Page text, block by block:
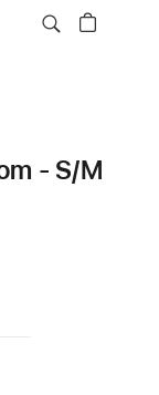
- S/M